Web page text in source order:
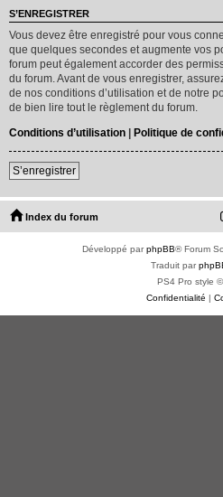
S’ENREGISTRER
Vous devez être enregistré pour vous
que quelques secondes et augmente vos
forum peut également accorder des
du forum. Avant de vous enregistrer,
de nos conditions d’utilisation et de notre
de bien lire tout le règlement du forum.
Conditions d’utilisation | Politique de
S’enregistrer
Index du forum
Développé parphpBB® Forum
Traduit par
PS4 Pro style ©
Confidentialité |